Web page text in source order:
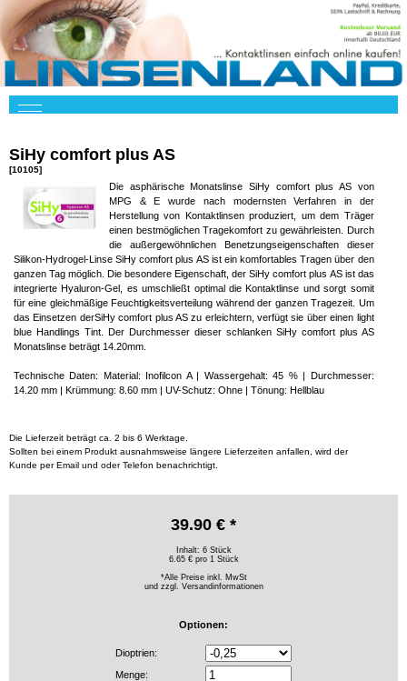
SiHy comfort plus AS
[10105]
Die asphärische Monatslinse SiHy comfort plus AS von
MPG & E wurde nach modernsten Verfahren in der
Herstellung von Kontaktlinsen produziert, um dem Träger
einen bestmöglichen Tragekomfort zu gewährleisten. Durch
die außergewöhnlichen Benetzungseigenschaften dieser
Silikon-Hydrogel-Linse SiHy comfort plus AS ist ein komfortables Tragen über den
ganzen Tag möglich. Die besondere Eigenschaft, der SiHy comfort plus AS ist das
integrierte Hyaluron-Gel, es umschließt optimal die Kontaktlinse und sorgt somit
für eine gleichmäßige Feuchtigkeitsverteilung während der ganzen Tragezeit. Um
das Einsetzen derSiHy comfort plus AS zu erleichtern, verfügt sie über einen light
blue Handlings Tint. Der Durchmesser dieser schlanken SiHy comfort plus AS
Monatslinse beträgt 14.20mm.
Technische Daten: Material: Inofilcon A | Wassergehalt: 45 % | Durchmesser:
14.20 mm | Krümmung: 8.60 mm | UV-Schutz: Ohne | Tönung: Hellblau
Die Lieferzeit beträgt ca. 2 bis 6 Werktage.
Sollten bei einem Produkt ausnahmsweise längere Lieferzeiten anfallen, wird der
Kunde per Email und oder Telefon benachrichtigt.
39.90 € *
Inhalt: 6 Stück
6.65 € pro 1 Stück
*Alle Preise inkl. MwSt
und zzgl. Versandinformationen
Optionen:
Dioptrien:
Menge: